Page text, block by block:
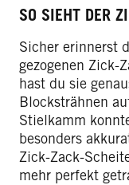
SO SIEHT DER
Sicher erinnerst
gezogenen Zick-
hast du sie
Blocksträhnen
Stielkamm
besonders
Zick-Zack-
mehr perfekt